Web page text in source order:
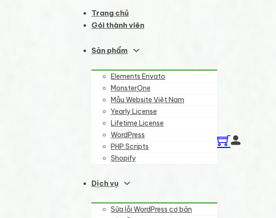
Trang chủ
Gói thành viên
Sản phẩm
Elements Envato
MonsterOne
Mẫu Website Việt Nam
Yearly License
Lifetime License
WordPress
PHP Scripts
Shopify
Dịch vụ
Sửa lỗi WordPress cơ bản